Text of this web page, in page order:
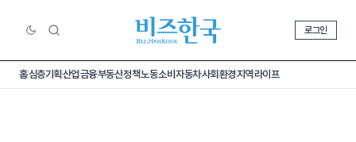
로그인
홈심층기획산업금융부동산정책노동소비 자동차사회환경지역라이프